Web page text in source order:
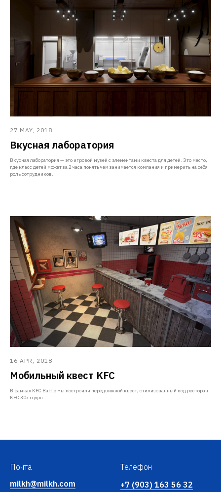
27 MAY, 2018
Вкусная лаборатория
Вкусная лаборатория — это игровой музей с элементами квеста для детей. Это место,
где класс детей может за 2 часа понять чем занимается компания и примерить на себя
роль сотрудников.
16 APR, 2018
Мобильный квест KFC
В рамках KFC Battle мы построили передвижной квест, стилизованный под ресторан
KFC 30х годов.
Почта
milkh@milkh.com
Телефон
+7 (903) 163 56 32